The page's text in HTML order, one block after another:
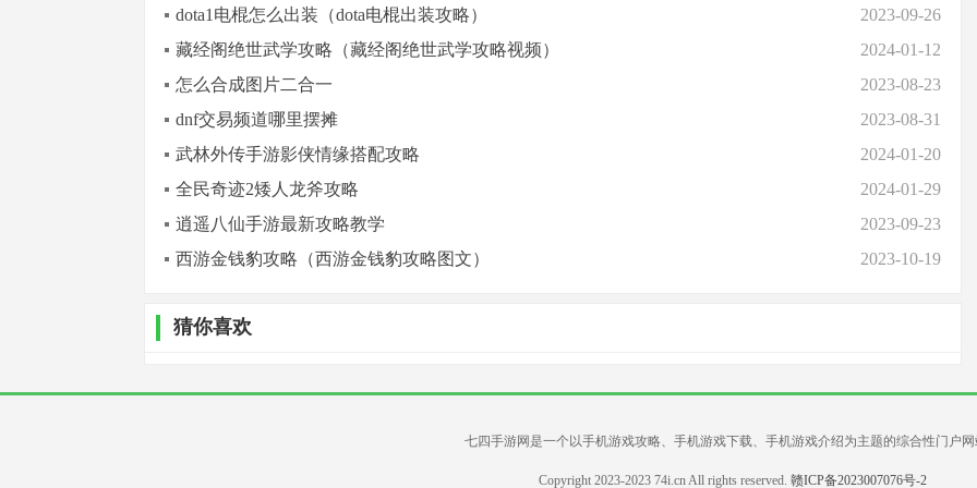
dota1电棍怎么出装（dota电棍出装攻略）
2023-09-26
藏经阁绝世武学攻略（藏经阁绝世武学攻略视频）
2024-01-12
怎么合成图片二合一
2023-08-23
dnf交易频道哪里摆摊
2023-08-31
武林外传手游影侠情缘搭配攻略
2024-01-20
全民奇迹2矮人龙斧攻略
2024-01-29
逍遥八仙手游最新攻略教学
2023-09-23
西游金钱豹攻略（西游金钱豹攻略图文）
2023-10-19
猜你喜欢
七四手游网是一个以手机游戏攻略、手机游戏下载、手机游戏介绍为主题的综合性门户
Copyright 2023-2023 74i.cn All rights reserved. 赣ICP备2023007076号-2